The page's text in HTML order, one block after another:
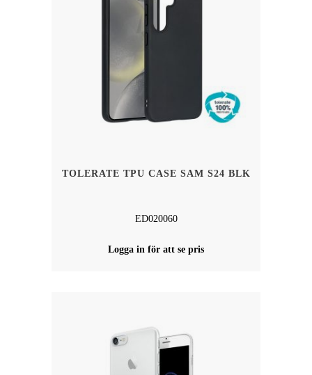
TOLERATE TPU CASE SAM S24 BLK
ED020060
Logga in för att se pris